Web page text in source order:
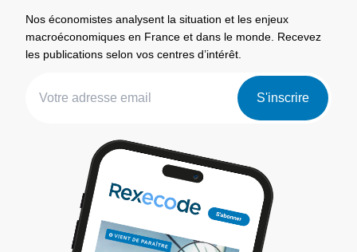
Nos économistes analysent la situation et les enjeux
macroéconomiques en France et dans le monde. Recevez
les publications selon vos centres d’intérêt.
S'inscrire